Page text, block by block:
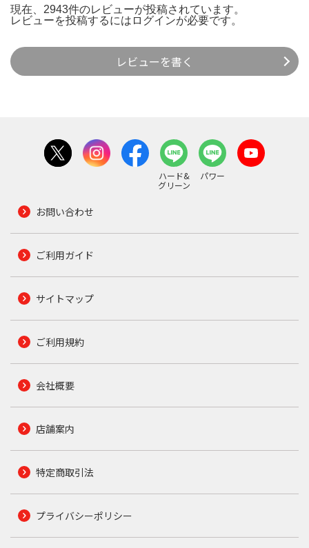
現在、2943件のレビューが投稿されています。
レビューを投稿するには ログインが必要です。
レビューを書く
ハード&
グリーン
パワー
お問い合わせ
ご利用ガイド
サイトマップ
ご利用規約
会社概要
店舗案内
特定商取引法
プライバシーポリシー